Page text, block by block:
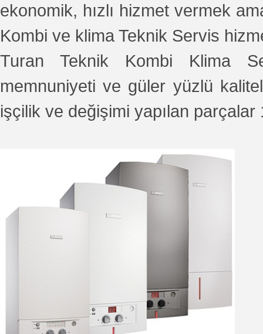
ekonomik, hızlı hizmet vermek
Kombi ve klima Teknik Servis
Turan Teknik Kombi Klima
memnuniyeti ve güler yüzlü
işçilik ve değişimi yapılan parçalar